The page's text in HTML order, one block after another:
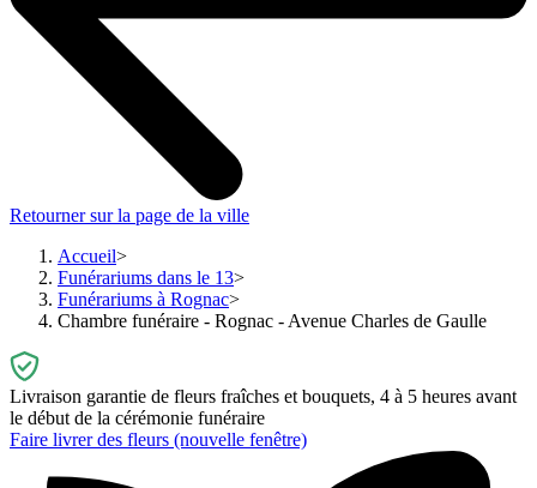
Retourner sur la page de la ville
Accueil
Funérariums dans le 13
Funérariums à Rognac
Chambre funéraire - Rognac - Avenue Charles de Gaulle
Livraison garantie de fleurs fraîches et bouquets, 4 à 5 heures avant
le début de la cérémonie funéraire
Faire livrer des fleurs (nouvelle fenêtre)